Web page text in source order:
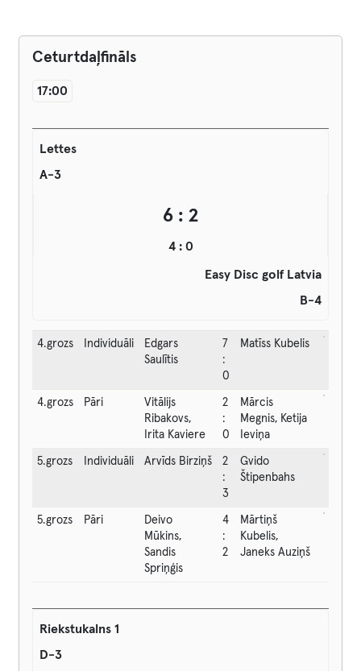
Ceturtdaļfināls
17:00
Lettes
A-3
6 : 2
4 : 0
Easy Disc golf Latvia
B-4
4.grozs Individuāli
Edgars
Saulītis
7
:
0
Matīss Kubelis
4.grozs Pāri
Vitālijs
Ribakovs,
Irita Kaviere
2
:
0
Mārcis
Megnis, Ketija
Ieviņa
5.grozs Individuāli Arvīds Birziņš
2
:
3
Gvido
Štipenbahs
5.grozs Pāri
Deivo
Mūkins,
Sandis
Spriņģis
4
:
2
Mārtiņš
Kubelis,
Janeks Auziņš
Riekstukalns 1
D-3